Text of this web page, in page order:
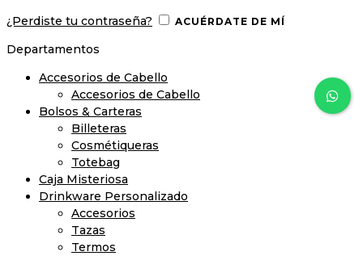
¿Perdiste tu contraseña? ACUÉRDATE DE MÍ
Departamentos
Accesorios de Cabello
Accesorios de Cabello
Bolsos & Carteras
Billeteras
Cosmétiqueras
Totebag
Caja Misteriosa
Drinkware Personalizado
Accesorios
Tazas
Termos